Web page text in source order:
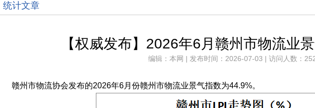
统计文章
【权威发布】2026年6月赣州市物流业
编辑：本网 | 发布时间：2026-07-03 | 访问人数：
赣州市物流协会发布的2026年6月份赣州市物流业景气指数为44.9%。